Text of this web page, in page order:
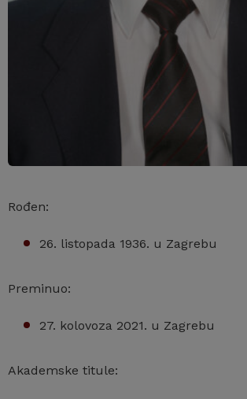
Rođen:
26. listopada 1936. u Zagrebu
Preminuo:
27. kolovoza 2021. u Zagrebu
Akademske titule: